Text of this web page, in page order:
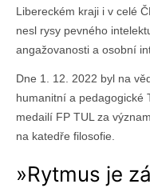
Libereckém kraji i v celé
nesl rysy pevného
angažovanosti a osobní
Dne 1. 12. 2022 byl na
humanitní a pedagogické
medailí FP TUL za
na katedře filosofie.
»Rytmus je